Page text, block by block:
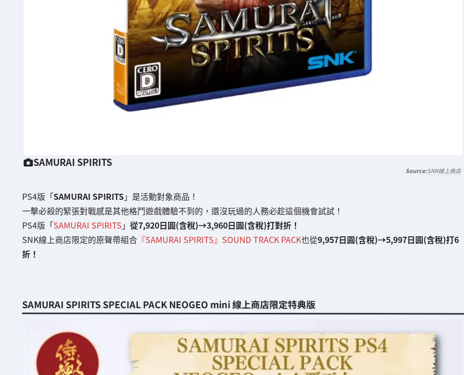
SAMURAI SPIRITS
SNK線上商店
PS4版「SAMURAI SPIRITS」是活動對象商品！
一擊必殺的緊張對戰感是其他格鬥遊戲體驗不到的，還沒玩過的人務必趁這個機會試試！
PS4版「SAMURAI SPIRITS 」 從7,920日圓(含稅)→3,960日圓(含稅)打對折！
SNK線上商店限定的原聲帶組合『SAMURAI SPIRITS』SOUND TRACK PACK也從9,957日圓(含稅)→5,997日圓(含稅)打6
折！
SAMURAI SPIRITS SPECIAL PACK NEOGEO mini 線上商店限定特典版